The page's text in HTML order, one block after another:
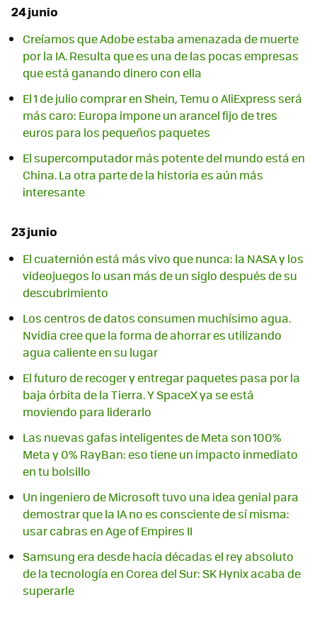
24 junio
Creíamos que Adobe estaba amenazada de muerte
por la IA. Resulta que es una de las pocas empresas
que está ganando dinero con ella
El 1 de julio comprar en Shein, Temu o AliExpress será
más caro: Europa impone un arancel fijo de tres
euros para los pequeños paquetes
El supercomputador más potente del mundo está en
China. La otra parte de la historia es aún más
interesante
23 junio
El cuaternión está más vivo que nunca: la NASA y los
videojuegos lo usan más de un siglo después de su
descubrimiento
Los centros de datos consumen muchísimo agua.
Nvidia cree que la forma de ahorrar es utilizando
agua caliente en su lugar
El futuro de recoger y entregar paquetes pasa por la
baja órbita de la Tierra. Y SpaceX ya se está
moviendo para liderarlo
Las nuevas gafas inteligentes de Meta son 100%
Meta y 0% RayBan: eso tiene un impacto inmediato
en tu bolsillo
Un ingeniero de Microsoft tuvo una idea genial para
demostrar que la IA no es consciente de sí misma:
usar cabras en Age of Empires II
Samsung era desde hacía décadas el rey absoluto
de la tecnología en Corea del Sur: SK Hynix acaba de
superarle